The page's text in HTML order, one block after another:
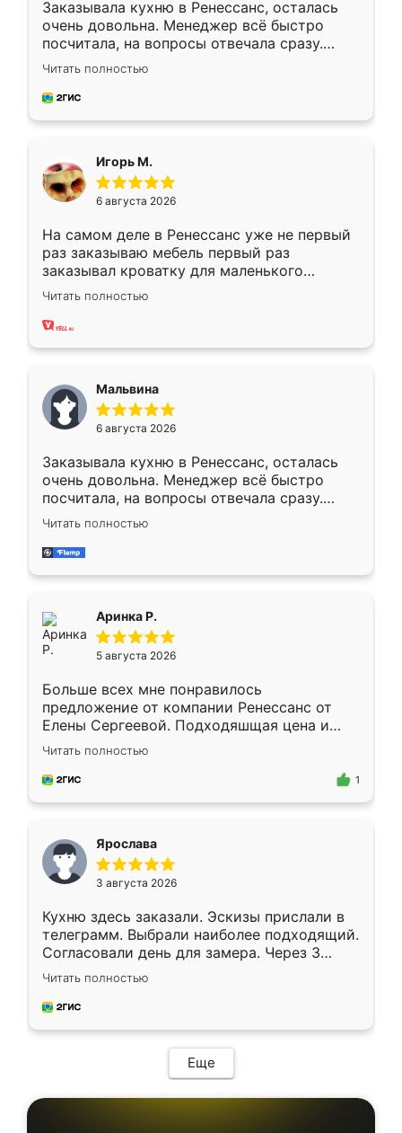
Заказывала кухню в Ренессанс, осталась
очень довольна. Менеджер всё быстро
посчитала, на вопросы отвечала сразу.
Замерщик приехал в субботу, подошёл к
делу со всей ответственностью. Собрали
за день, ребята работали аккуратно, даже
Читать полностью
Игорь М.
6 августа 2026
На самом деле в Ренессанс уже не первый
раз заказываю мебель первый раз
заказывал кроватку для маленького
ребёнка при его рождении ,во второй раз
заказал шкаф-купе. По качеству очень
хорошее сборка достаточно быстрая,
меньше, здесь же он более разнообразный.
Мне нравится ,если что-то потребуется из
мебели буду заказывать только здесь.
Читать полностью
Мальвина
6 августа 2026
Заказывала кухню в Ренессанс, осталась
очень довольна. Менеджер всё быстро
посчитала, на вопросы отвечала сразу.
Замерщик приехал в субботу, подошёл к
делу со всей ответственностью. Собрали
за день, ребята работали аккуратно, даже
Читать полностью
Аринка Р.
5 августа 2026
Больше всех мне понравилось
предложение от компании Ренессанс от
Елены Сергеевой. Подходяшщая цена и
короткие сроки изготовления. Приехавший
для замера сотрудник Владислав
предложил по моему эскизу самый
Читать полностью
1
Ярослава
3 августа 2026
Кухню здесь заказали. Эскизы прислали в
телеграмм. Выбрали наиболее подходящий.
Согласовали день для замера. Через 3
недели кухня была уже готова. Остались
довольны работой. Спасибо Ренессанс
мебель за качественную работу!
Читать полностью
Еще